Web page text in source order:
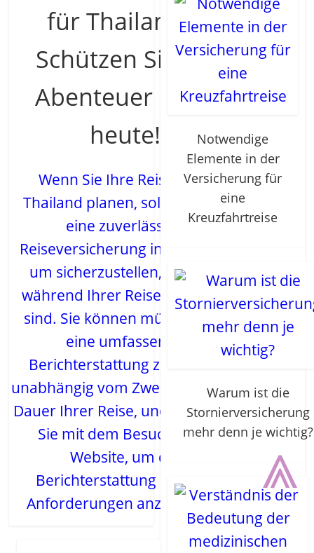
für Thailand |
Schützen Sie Ihr
Abenteuer noch
heute!
Wenn Sie Ihre Reise nach
Thailand planen, sollten Sie in
eine zuverlässige
Reiseversicherung investieren,
um sicherzustellen, dass Sie
während Ihrer Reisen gedeckt
sind. Sie können mühelos auf
eine umfassende
Berichterstattung zugreifen,
unabhängig vom Zweck oder der
Dauer Ihrer Reise, und beginnen
Sie mit dem Besuch einer
Website, um die
Berichterstattung auf Ihre
Anforderungen anzupassen.
Notwendige
Elemente in der
Versicherung für
eine
Kreuzfahrtreise
Warum ist die
Stornierversicherung
mehr denn je wichtig?
⩓